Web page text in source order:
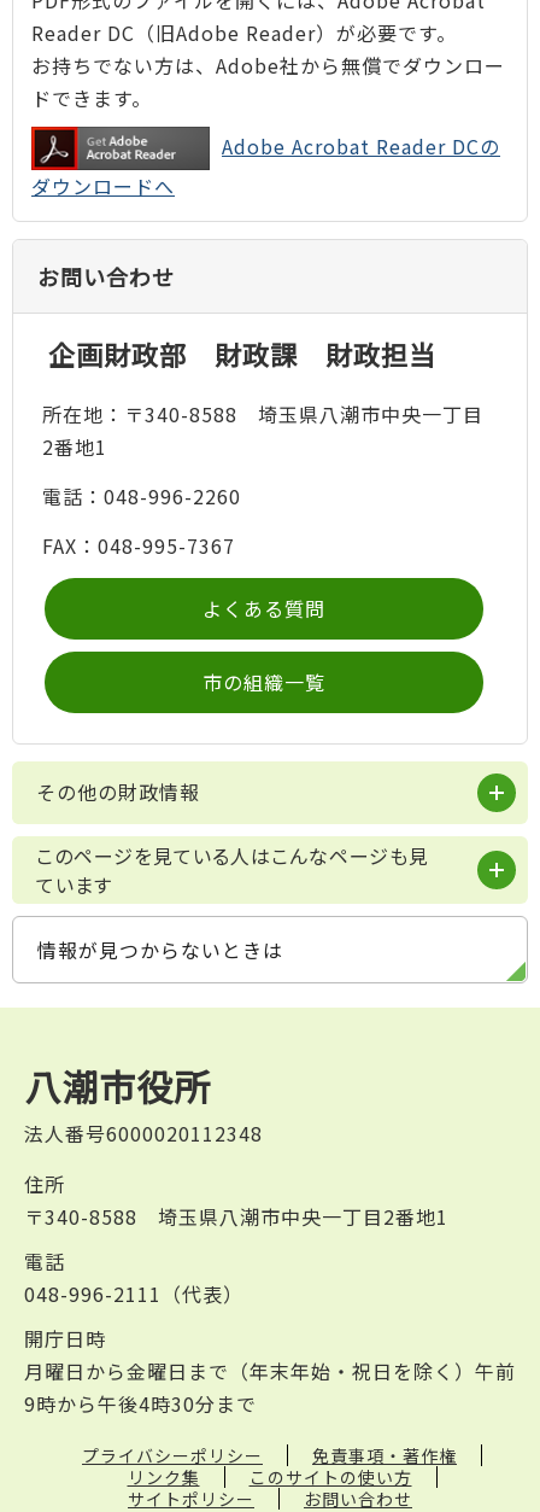
Reader DC（旧Adobe Reader）が必要です。
お持ちでない方は、Adobe社から無償でダウンロー
ドできます。
Adobe Acrobat Reader DCの
ダウンロードへ
お問い合わせ
企画財政部 財政課 財政担当
所在地：〒340-8588 埼玉県八潮市中央一丁目
2番地1
電話：048-996-2260
FAX：048-995-7367
よくある質問
市の組織一覧
その他の財政情報
このページを見ている人はこんなページも見
ています
情報が見つからないときは
八潮市役所
法人番号6000020112348
住所
〒340-8588 埼玉県八潮市中央一丁目2番地1
電話
048-996-2111（代表）
開庁日時
月曜日から金曜日まで（年末年始・祝日を除く）午前
9時から午後4時30分まで
プライバシーポリシー
免責事項・著作権
リンク集
このサイトの使い方
サイトポリシー
お問い合わせ